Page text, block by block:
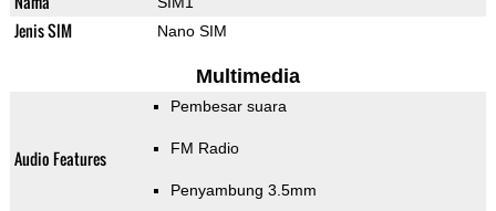
Jenis SIM Nano SIM
Multimedia
Audio Features
Pembesar suara
FM Radio
Penyambung 3.5mm